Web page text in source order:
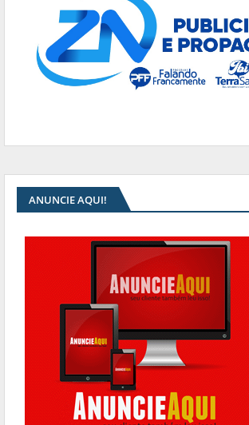
ANUNCIE AQUI!